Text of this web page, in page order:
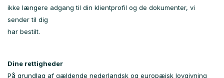
ikke længere adgang til din klientprofil og de dokumenter, vi
sender til dig
har bestilt.
Dine rettigheder
På grundlag af gældende nederlandsk og europæisk lovgivning